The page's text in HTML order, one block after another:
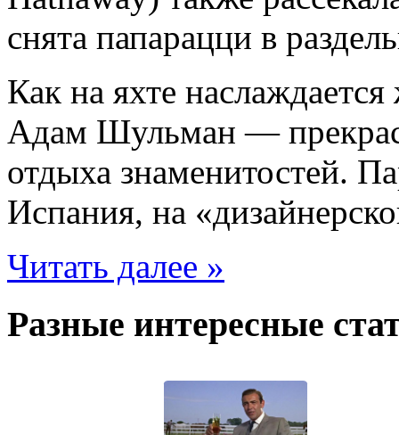
снята папарацци в
Как на яхте
Адам Шульман —
отдыха знаменитостей.
Испания, на
Читать далее »
Разные интересные